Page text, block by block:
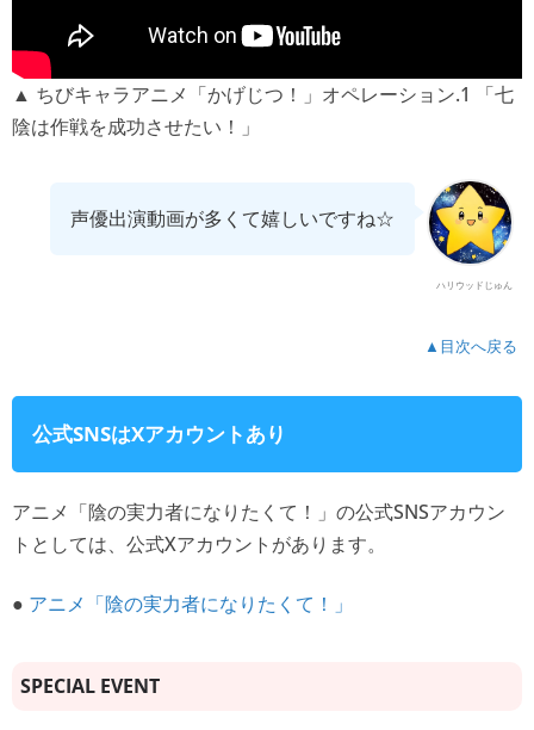
▲ ちびキャラアニメ「かげじつ！」オペレーション.1 「七
陰は作戦を成功させたい！」
ハリウッドじゅん
声優出演動画が多くて嬉しいですね☆
▲目次へ戻る
公式SNSはXアカウントあり
アニメ「陰の実力者になりたくて！」の公式SNSアカウン
トとしては、公式Xアカウントがあります。
● アニメ「陰の実力者になりたくて！」
SPECIAL EVENT